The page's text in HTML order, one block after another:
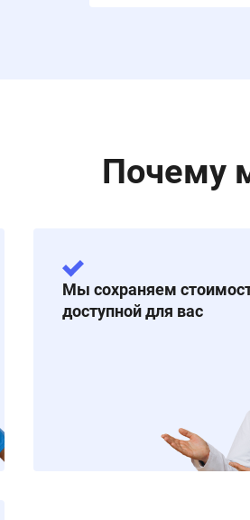
Почему
Мы сохраняем
доступной для вас